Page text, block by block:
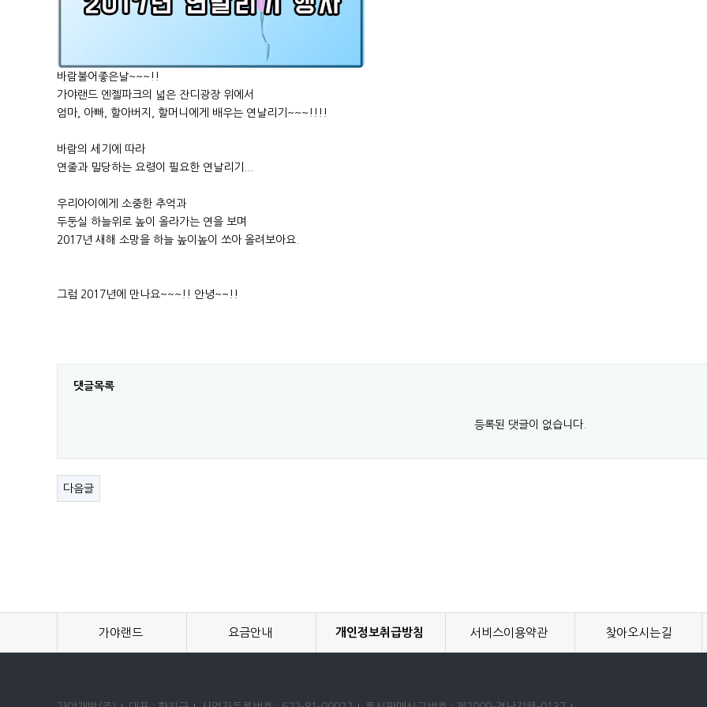
바람불어좋은날~~~!!
가야랜드 엔젤파크의 넓은 잔디광장 위에서
엄마, 아빠, 할아버지, 할머니에게 배우는 연날리기~~~!!!!
바람의 세기에 따라
연줄과 밀당하는 요령이 필요한 연날리기...
우리아이에게 소중한 추억과
두둥실 하늘위로 높이 올라가는 연을 보며
2017년 새해 소망을 하늘 높이높이 쏘아 올려보아요.
그럼 2017년에 만나요~~~!! 안녕~~!!
댓글목록
등록된 댓글이 없습니다.
다음글
가야랜드 요금안내 개인정보취급방침 서비스이용약관 찾아오시는길